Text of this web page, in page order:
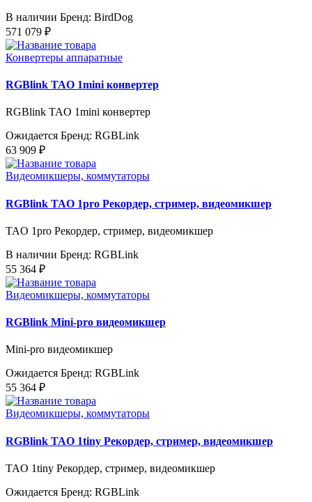
В наличии Бренд: BirdDog
571 079 ₽
Конвертеры аппаратные
RGBlink TAO 1mini конвертер
RGBlink TAO 1mini конвертер
Ожидается Бренд: RGBLink
63 909 ₽
Видеомикшеры, коммутаторы
RGBlink TAO 1pro Рекордер, стример, видеомикшер
TAO 1pro Рекордер, стример, видеомикшер
В наличии Бренд: RGBLink
55 364 ₽
Видеомикшеры, коммутаторы
RGBlink Mini-pro видеомикшер
Mini-pro видеомикшер
Ожидается Бренд: RGBLink
55 364 ₽
Видеомикшеры, коммутаторы
RGBlink TAO 1tiny Рекордер, стример, видеомикшер
TAO 1tiny Рекордер, стример, видеомикшер
Ожидается Бренд: RGBLink